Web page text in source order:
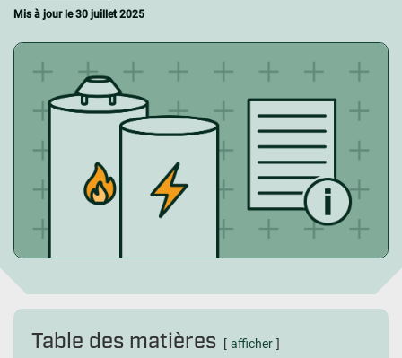
Mis à jour le30 juillet 2025
Table des matières afficher